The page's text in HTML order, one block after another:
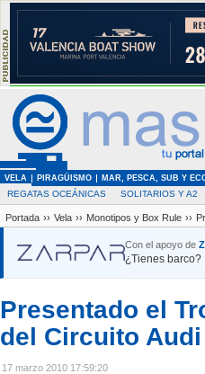
VELA PIRAGÜISMO MAR, PESCA, SUB Y
REGATAS OCEÁNICAS SOLITARIOS Y A2
Portada ›› Vela ›› Monotipos y Box Rule ››
Con el apoyo de
¿Tienes barco?
Presentado el
del Circuito Audi
17 marzo 2010 17:59:20